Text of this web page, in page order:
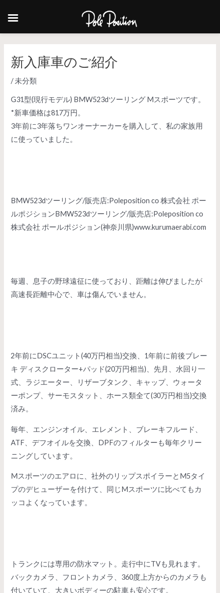
新入庫車のご紹介
/未分類
G31型(現行モデル) BMW523dツーリング Mスポーツです。
*新車価格は817万円。
3年前に3年落ちワンオーナーカーを購入して、私の家族用
に使っていました。
BMW523dツーリング/販売店:Poleposition co 株式会社 ポー
ルポジションBMW523dツーリング/販売店:Poleposition co
株式会社 ポールポジション(神奈川県)www.kurumaerabi.com
毎週、息子の野球遠征に使っており、距離は伸びましたが
高速長距離中心で、車は傷んでいません。
2年前にDSCユニット(40万円相当)交換、1年前に前後ブレー
キ ディスクローター+パッド(20万円相当)、先月、水回り一
式、ラジエーター、リザーブタンク、キャップ、ウォータ
ーポンプ、サーモスタット、ホース類全て(30万円相当)交換
済み。
毎年、エンジンオイル、エレメント、ブレーキフルード、
ATF、デフオイルを交換、DPFのフィルターも毎年クリー
ニングしています。
Mスポーツのエアロに、社外のリップスポイラーとM5タイ
プのデヒューザーを付けて、同じMスポーツに比べてもカ
ッコよくなっています。
トランクには専用の防水マット。走行中にTVも見れます。
バックカメラ、フロントカメラ、360度上方からのカメラも
付いていて、大きいボディーの駐車も安心です。